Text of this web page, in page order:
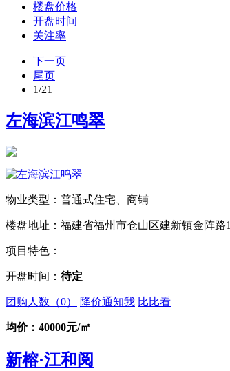
楼盘价格
开盘时间
关注率
下一页
尾页
1/21
左海滨江鸣翠
物业类型：普通式住宅、商铺
楼盘地址：福建省福州市仓山区建新镇金阵路1
项目特色：
开盘时间： 待定
团购人数（0） 降价通知我 比比看
均价：40000元/㎡
新榕·江和阅